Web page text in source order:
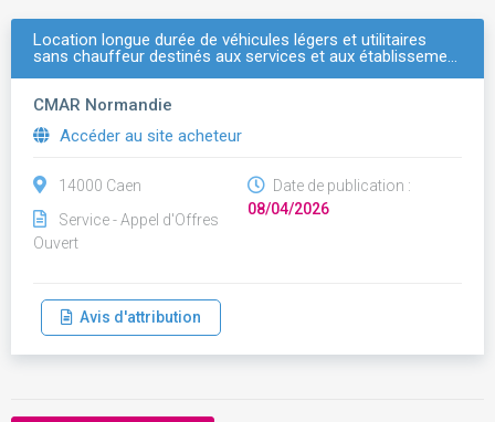
Location longue durée de véhicules légers et utilitaires
sans chauffeur destinés aux services et aux établisseme…
CMAR Normandie
Accéder au site acheteur
14000 Caen
Service - Appel d'Offres
Ouvert
Date de publication :
08/04/2026
Avis d'attribution